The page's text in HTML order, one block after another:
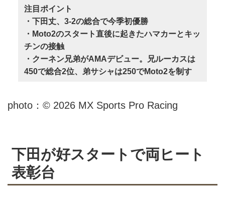
注目ポイント
・下田丈、3-2の総合で今季初優勝
・Moto2のスタート直後に起きたハマカーとキッ
チンの接触
・クーネン兄弟がAMAデビュー。兄ルーカスは
450で総合2位、弟サシャは250でMoto2を制す
photo：© 2026 MX Sports Pro Racing
下田が好スタートで両ヒート
表彰台